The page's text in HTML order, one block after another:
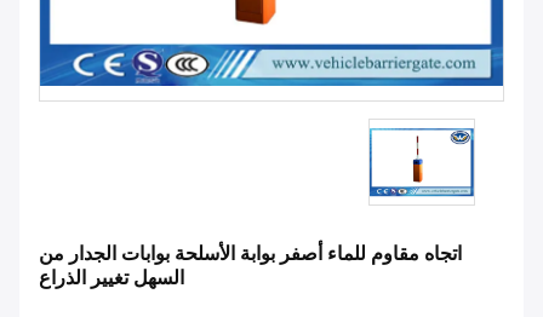
اتجاه مقاوم للماء أصفر بوابة الأسلحة بوابات الجدار من
السهل تغيير الذراع